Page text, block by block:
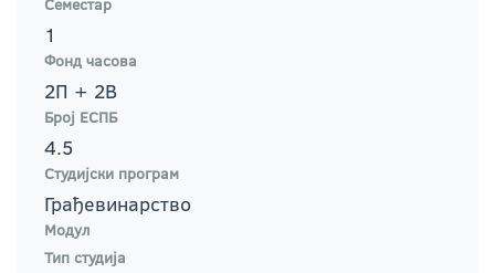
Семестар
1
Фонд часова
2П + 2В
Број ЕСПБ
4.5
Студијски програм
Грађевинарство
Модул
Тип студија